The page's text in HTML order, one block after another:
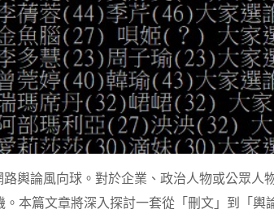
輿論風向球。對於企業、政治人物或公眾人
本篇文章將深入探討一套從「刪文」到「輿